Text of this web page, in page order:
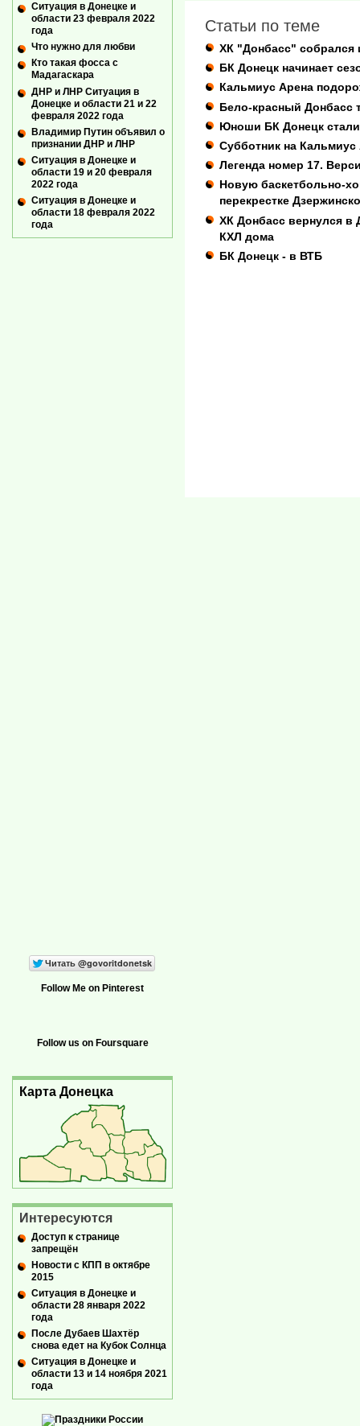
Статьи по теме
ХК "Донбасс" собрался
БК Донецк начинает
Кальмиус Арена
Бело-красный Донбасс
Юноши БК Донецк
Субботник на Кальмиус
Легенда номер 17.
Новую баскетбольно-
перекрестке
ХК Донбасс вернулся в
КХЛ дома
БК Донецк - в ВТБ
Ситуация в Донецке и
области 23 февраля 2022
года
Что нужно для любви
Кто такая фосса с
Мадагаскара
ДНР и ЛНР Ситуация в
Донецке и области 21 и 22
февраля 2022 года
Владимир Путин объявил о
признании ДНР и ЛНР
Ситуация в Донецке и
области 19 и 20 февраля
2022 года
Ситуация в Донецке и
области 18 февраля 2022
года
Follow Me on Pinterest
Follow us on Foursquare
Карта Донецка
Интересуются
Доступ к странице
запрещён
Новости с КПП в октябре
2015
Ситуация в Донецке и
области 28 января 2022
года
После Дубаев Шахтёр
снова едет на Кубок Солнца
Ситуация в Донецке и
области 13 и 14 ноября 2021
года